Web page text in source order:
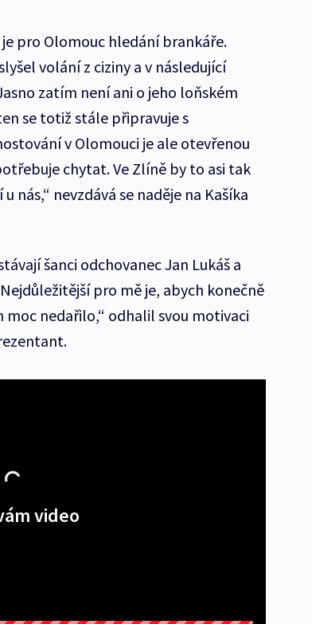
pro Olomouc hledání brankáře.
volání z ciziny a v následující
zatím není ani o jeho loňském
se totiž stále připravuje s
v Olomouci je ale otevřenou
chytat. Ve Zlíně by to asi tak
nás,“ nevzdává se naděje na Kašíka
šanci odchovanec Jan Lukáš a
pro mě je, abych konečně
moc nedařilo,“ odhalil svou motivaci
video